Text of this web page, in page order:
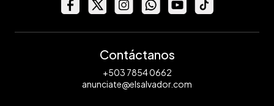
Contáctanos
+503 7854 0662
anunciate@elsalvador.com